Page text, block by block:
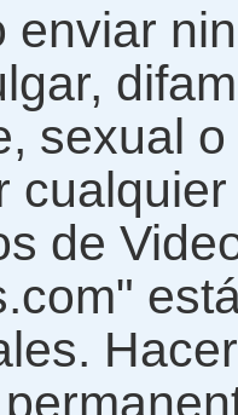
enviar
sexual
de